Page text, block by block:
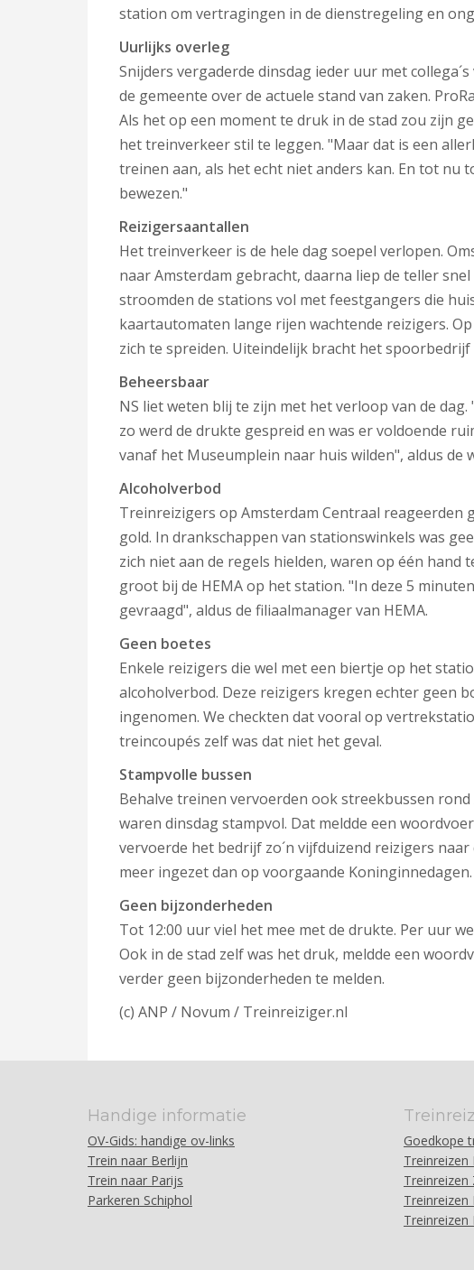
station om vertragingen in de dienstregeling en
Uurlijks overleg
Snijders vergaderde dinsdag ieder uur met
de gemeente over de actuele stand van zaken.
Als het op een moment te druk in de stad zou zijn
het treinverkeer stil te leggen. "Maar dat is een
treinen aan, als het echt niet anders kan. En tot
bewezen."
Reizigersaantallen
Het treinverkeer is de hele dag soepel verlopen.
naar Amsterdam gebracht, daarna liep de teller
stroomden de stations vol met feestgangers die
kaartautomaten lange rijen wachtende reizigers.
zich te spreiden. Uiteindelijk bracht het spoorbedrijf
Beheersbaar
NS liet weten blij te zijn met het verloop van de
zo werd de drukte gespreid en was er voldoende
vanaf het Museumplein naar huis wilden", aldus de
Alcoholverbod
Treinreizigers op Amsterdam Centraal
gold. In drankschappen van stationswinkels was
zich niet aan de regels hielden, waren op één hand
groot bij de HEMA op het station. "In deze 5
gevraagd", aldus de filiaalmanager van HEMA.
Geen boetes
Enkele reizigers die wel met een biertje op het
alcoholverbod. Deze reizigers kregen echter geen
ingenomen. We checkten dat vooral op
treincoupés zelf was dat niet het geval.
Stampvolle bussen
Behalve treinen vervoerden ook streekbussen
waren dinsdag stampvol. Dat meldde een
vervoerde het bedrijf zo´n vijfduizend reizigers
meer ingezet dan op voorgaande Koninginnedagen.
Geen bijzonderheden
Tot 12:00 uur viel het mee met de drukte. Per uur
Ook in de stad zelf was het druk, meldde een
verder geen bijzonderheden te melden.
(c) ANP / Novum / Treinreiziger.nl
Handige informatie
OV-Gids: handige ov-links
Trein naar Berlijn
Trein naar Parijs
Parkeren Schiphol
Goedkope
Treinreizen
Treinreizen
Treinreizen